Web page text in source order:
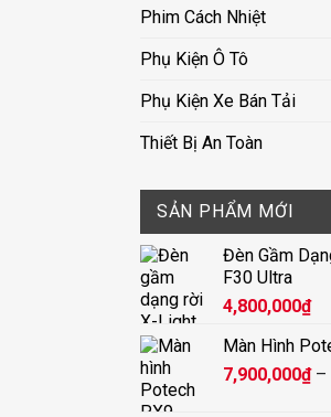
Phim Cách Nhiệt
Phụ Kiện Ô Tô
Phụ Kiện Xe Bán Tải
Thiết Bị An Toàn
SẢN PHẨM MỚI
Đèn Gầm
F30 Ultra
4,800,000₫
Màn Hình
7,900,000₫ –